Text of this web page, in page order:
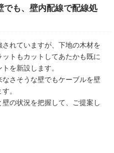
でも、壁内配線で配線処
れていますが、下地の木材を
トもカットしてあたかも既に
を新設します。
さそうな壁でもケーブルを壁
。
の状況を把握して、ご提案し